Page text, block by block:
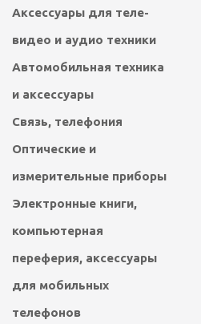
сахарной
мороженого, попкорна
контейнеры
Аксессуары для теле-
видео и аудио техники
Автомобильная техника
и аксессуары
Связь, телефония
Оптические и
измерительные приборы
Электронные книги,
компьютерная
переферия, аксессуары
для мобильных
телефонов